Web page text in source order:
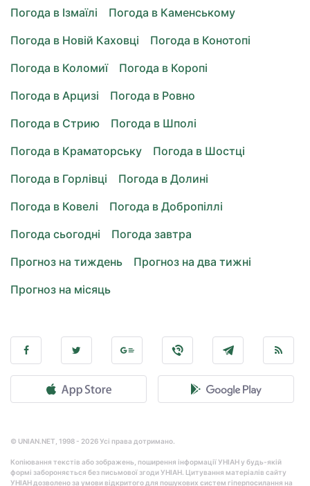
Погода в Ізмаїлі
Погода в Каменському
Погода в Новій Каховці
Погода в Конотопі
Погода в Коломиї
Погода в Коропі
Погода в Арцизі
Погода в Ровно
Погода в Стрию
Погода в Шполі
Погода в Краматорську
Погода в Шостці
Погода в Горлівці
Погода в Долині
Погода в Ковелі
Погода в Добропіллі
Погода сьогодні
Погода завтра
Прогноз на тиждень
Прогноз на два тижні
Прогноз на місяць
© UNIAN.NET, 1998 - 2026 Усі права дотримано.
Копіювання текстів або зображень, поширення інформації УНІАН у будь-якій
формі забороняється без письмової згоди УНІАН. Цитування матеріалів сайту
УНІАН дозволено за умови відкритого для пошукових систем гіперпосилання на